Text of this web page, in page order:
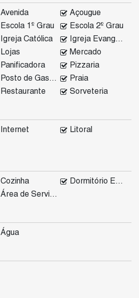
Avenida
Açougue
Escola 1º Grau
Escola 2º Grau
Igreja Católica
Igreja Evangélica
Lojas
Mercado
Panificadora
Pizzaria
Posto de Gasolina
Praia
Restaurante Sorveteria
Internet
Litoral
Cozinha
Dormitório Empregada
Área de Serviço
Água